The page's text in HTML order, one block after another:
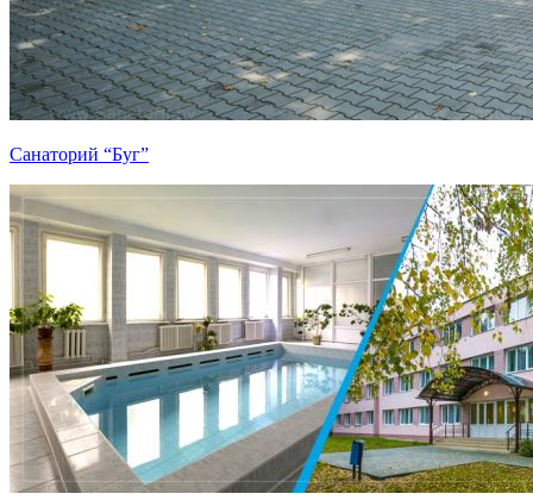
Санаторий “Буг”